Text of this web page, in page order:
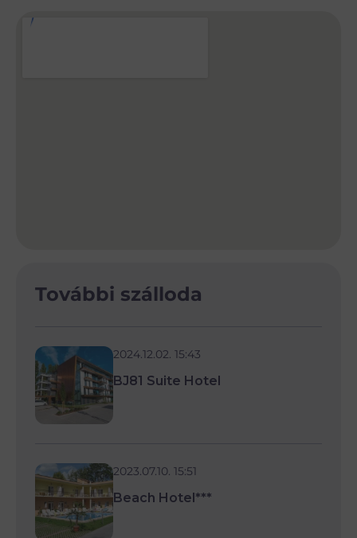
További szálloda
2024.12.02. 15:43
BJ81 Suite Hotel
2023.07.10. 15:51
Beach Hotel***